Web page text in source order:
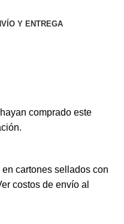
Y ENTREGA
comprado este
cartones sellados con
costos de envío al